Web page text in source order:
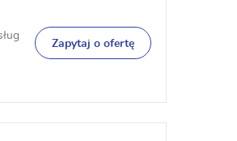
Zapytaj o ofertę